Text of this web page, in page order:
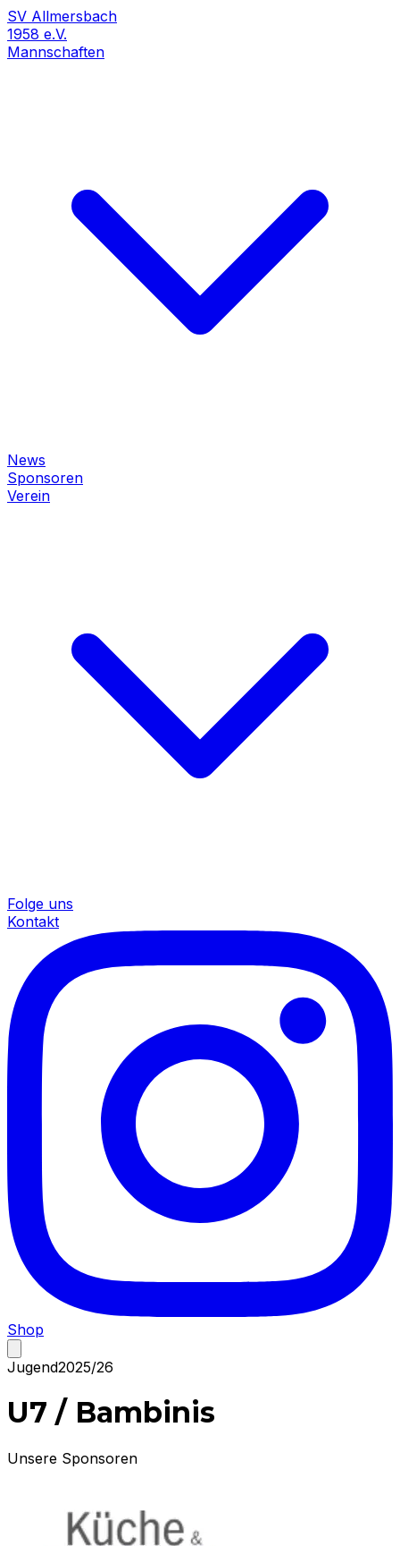
SV Allmersbach
1958 e.V.
Mannschaften
News
Sponsoren
Verein
Folge uns
Kontakt
Shop
Jugend2025/26
U7 / Bambinis
Unsere Sponsoren